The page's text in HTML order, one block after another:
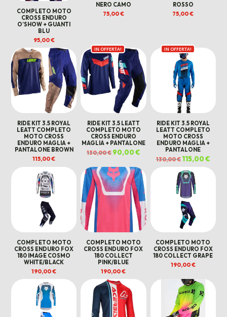
COMPLETO MOTO
CROSS ENDURO
O’SHOW + GUANTI
BLU
95,00€
NERO CAMO
75,00€
ROSSO
75,00€
RIDE KIT 3.5 ROYAL
LEATT COMPLETO
MOTO CROSS
ENDURO MAGLIA +
PANTALONE BROWN
115,00€
IN OFFERTA!
RIDE KIT 3.5 LEATT
COMPLETO MOTO
CROSS ENDURO
MAGLIA + PANTALONE
130,00€ Il
prezzo
era:
130,00 €.
90,00€Il
prezzo
attuale
90,00 €.
IN OFFERTA!
RIDE KIT 3.5 ROYAL
LEATT COMPLETO
MOTO CROSS
ENDURO MAGLIA +
PANTALONE
130,00€ Il
prezzo
originale
era:
130,00 €.
115,00€Il
è:
COMPLETO MOTO
CROSS ENDURO FOX
180 IMAGE COSMO
WHITE/BLACK
190,00€
COMPLETO MOTO
CROSS ENDURO FOX
180 COLLECT
PINK/BLUE
190,00€
COMPLETO MOTO
CROSS ENDURO FOX
180 COLLECT GRAPE
190,00€